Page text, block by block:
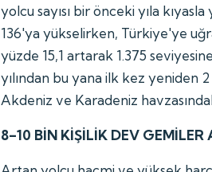
yolcu sayısı bir önceki yıla
136'ya yükselirken, Türkiye'ye
yüzde 15,1 artarak 1.375
yılından bu yana ilk kez yeniden
Akdeniz ve Karadeniz
8–10 BİN KİŞİLİK DEV